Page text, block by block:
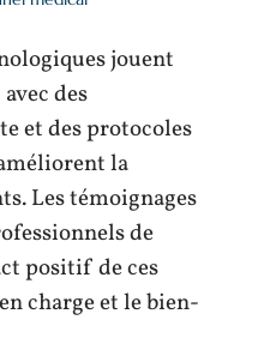
jouent
des
et des protocoles
la
Les témoignages
de
positif de ces
charge et le bien-